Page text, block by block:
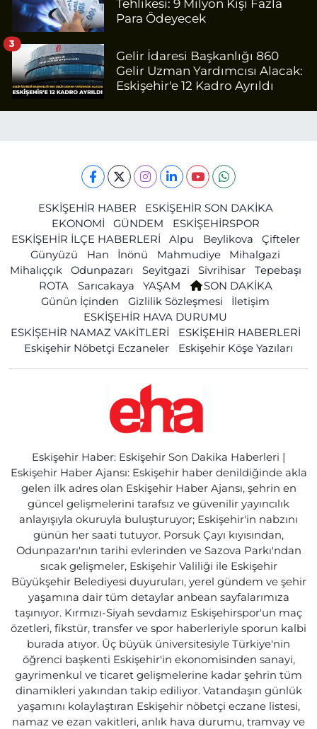
Tehlikesi: 9 Milyon Kişi Fazla
Para Ödeyecek
Gelir İdaresi Başkanlığı 860
Gelir Uzman Yardımcısı Alacak:
Eskişehir'e 12 Kadro Ayrıldı
3
ESKİŞEHİR HABER
ESKİŞEHİR SON DAKİKA
EKONOMİ
GÜNDEM
ESKİŞEHİRSPOR
ESKİŞEHİR İLÇE HABERLERİ
Alpu Beylikova
Çifteler
Günyüzü
Han İnönü Mahmudiye
Mihalgazi
Mihalıççık
Odunpazarı Seyitgazi Sivrihisar
Tepebaşı
ROTA
Sarıcakaya YAŞAM
SON DAKİKA
Günün İçinden
Gizlilik Sözleşmesi
İletişim
ESKİŞEHİR HAVA DURUMU
ESKİŞEHİR NAMAZ VAKİTLERİ
ESKİŞEHİR HABERLERİ
Eskişehir Nöbetçi Eczaneler
Eskişehir Köşe Yazıları
Eskişehir Haber: Eskişehir Son Dakika Haberleri |
Eskişehir Haber Ajansı: Eskişehir haber denildiğinde akla
gelen ilk adres olan Eskişehir Haber Ajansı, şehrin en
güncel gelişmelerini tarafsız ve güvenilir yayıncılık
anlayışıyla okuruyla buluşturuyor; Eskişehir'in nabzını
günün her saati tutuyor. Porsuk Çayı kıyısından,
Odunpazarı'nın tarihi evlerinden ve Sazova Parkı'ndan
sıcak gelişmeler, Eskişehir Valiliği ile Eskişehir
Büyükşehir Belediyesi duyuruları, yerel gündem ve şehir
yaşamına dair tüm detaylar anbean sayfalarımıza
taşınıyor. Kırmızı-Siyah sevdamız Eskişehirspor'un maç
özetleri, fikstür, transfer ve spor haberleriyle sporun kalbi
burada atıyor. Üç büyük üniversitesiyle Türkiye'nin
öğrenci başkenti Eskişehir'in ekonomisinden sanayi,
gayrimenkul ve ticaret gelişmelerine kadar şehrin tüm
dinamikleri yakından takip ediliyor. Vatandaşın günlük
yaşamını kolaylaştıran Eskişehir nöbetçi eczane listesi,
namaz ve ezan vakitleri, anlık hava durumu, tramvay ve